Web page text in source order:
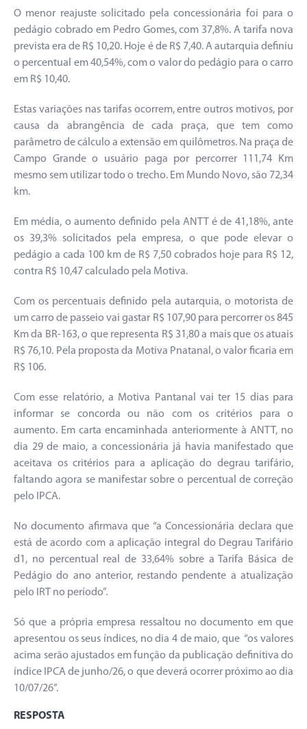
O menor reajuste solicitado pela concessionária foi para o
pedágio cobrado em Pedro Gomes, com 37,8%. A tarifa nova
prevista era de R$ 10,20. Hoje é de R$ 7,40. A autarquia definiu
o percentual em 40,54%, com o valor do pedágio para o carro
em R$ 10,40.
Estas variações nas tarifas ocorrem, entre outros motivos, por
causa da abrangência de cada praça, que tem como
parâmetro de cálculo a extensão em quilômetros. Na praça de
Campo Grande o usuário paga por percorrer 111,74 Km
mesmo sem utilizar todo o trecho. Em Mundo Novo, são 72,34
km.
Em média, o aumento definido pela ANTT é de 41,18%, ante
os 39,3% solicitados pela empresa, o que pode elevar o
pedágio a cada 100 km de R$ 7,50 cobrados hoje para R$ 12,
contra R$ 10,47 calculado pela Motiva.
Com os percentuais definido pela autarquia, o motorista de
um carro de passeio vai gastar R$ 107,90 para percorrer os 845
Km da BR-163, o que representa R$ 31,80 a mais que os atuais
R$ 76,10. Pela proposta da Motiva Pnatanal, o valor ficaria em
R$ 106.
Com esse relatório, a Motiva Pantanal vai ter 15 dias para
informar se concorda ou não com os critérios para o
aumento. Em carta encaminhada anteriormente à ANTT, no
dia 29 de maio, a concessionária já havia manifestado que
aceitava os critérios para a aplicação do degrau tarifário,
faltando agora se manifestar sobre o percentual de correção
pelo IPCA.
No documento afirmava que “a Concessionária declara que
está de acordo com a aplicação integral do Degrau Tarifário
d1, no percentual real de 33,64% sobre a Tarifa Básica de
Pedágio do ano anterior, restando pendente a atualização
pelo IRT no período”.
Só que a própria empresa ressaltou no documento em que
apresentou os seus índices, no dia 4 de maio, que “os valores
acima serão ajustados em função da publicação definitiva do
índice IPCA de junho/26, o que deverá ocorrer próximo ao dia
10/07/26”.
RESPOSTA